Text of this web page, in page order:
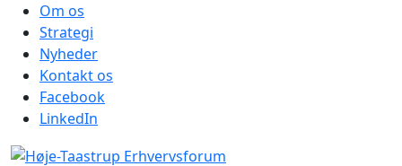
Om os
Strategi
Nyheder
Kontakt os
Facebook
LinkedIn